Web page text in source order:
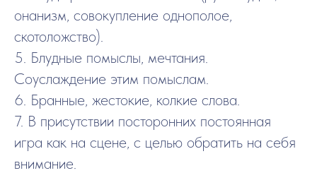
онанизм, совокупление однополое,
скотоложство).
5. Блудные помыслы, мечтания.
Соуслаждение этим помыслам.
6. Бранные, жестокие, колкие слова.
7. В присутствии посторонних постоянная
игра как на сцене, с целью обратить на себя
внимание.